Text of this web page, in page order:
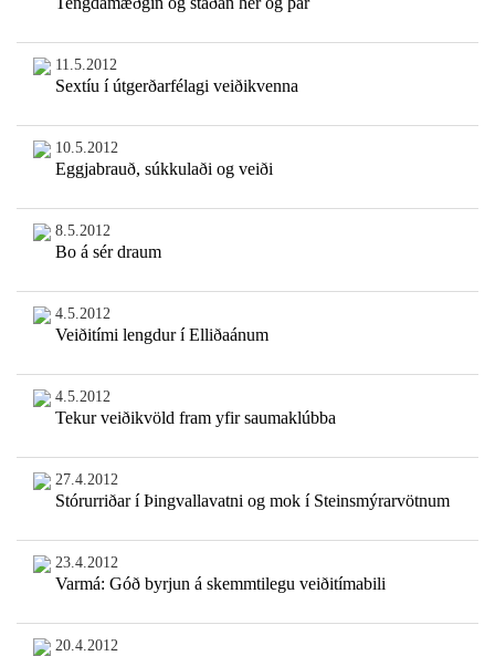
11.5.2012
Sextíu í útgerðarfélagi veiðikvenna
10.5.2012
Eggjabrauð, súkkulaði og veiði
8.5.2012
Bo á sér draum
4.5.2012
Veiðitími lengdur í Elliðaánum
4.5.2012
Tekur veiðikvöld fram yfir saumaklúbba
27.4.2012
Stórurriðar í Þingvallavatni og mok í Steinsmýrarvötnum
23.4.2012
Varmá: Góð byrjun á skemmtilegu veiðitímabili
20.4.2012